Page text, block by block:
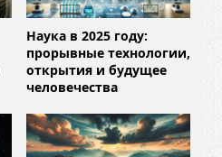
Наука в 2025 году:
прорывные технологии,
открытия и будущее
человечества